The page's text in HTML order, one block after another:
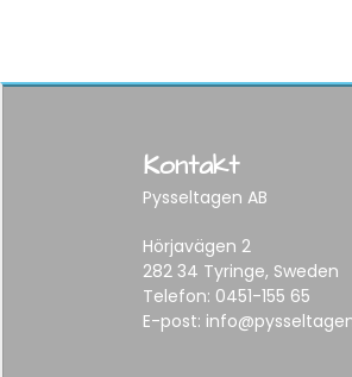
Kontakt
Pysseltagen AB
Hörjavägen 2
282 34 Tyringe, Sweden
Telefon: 0451-155 65
E-post: